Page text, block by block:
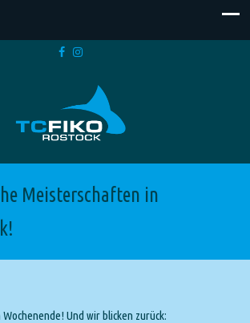
Meisterschaften in
Und wir blicken zurück: